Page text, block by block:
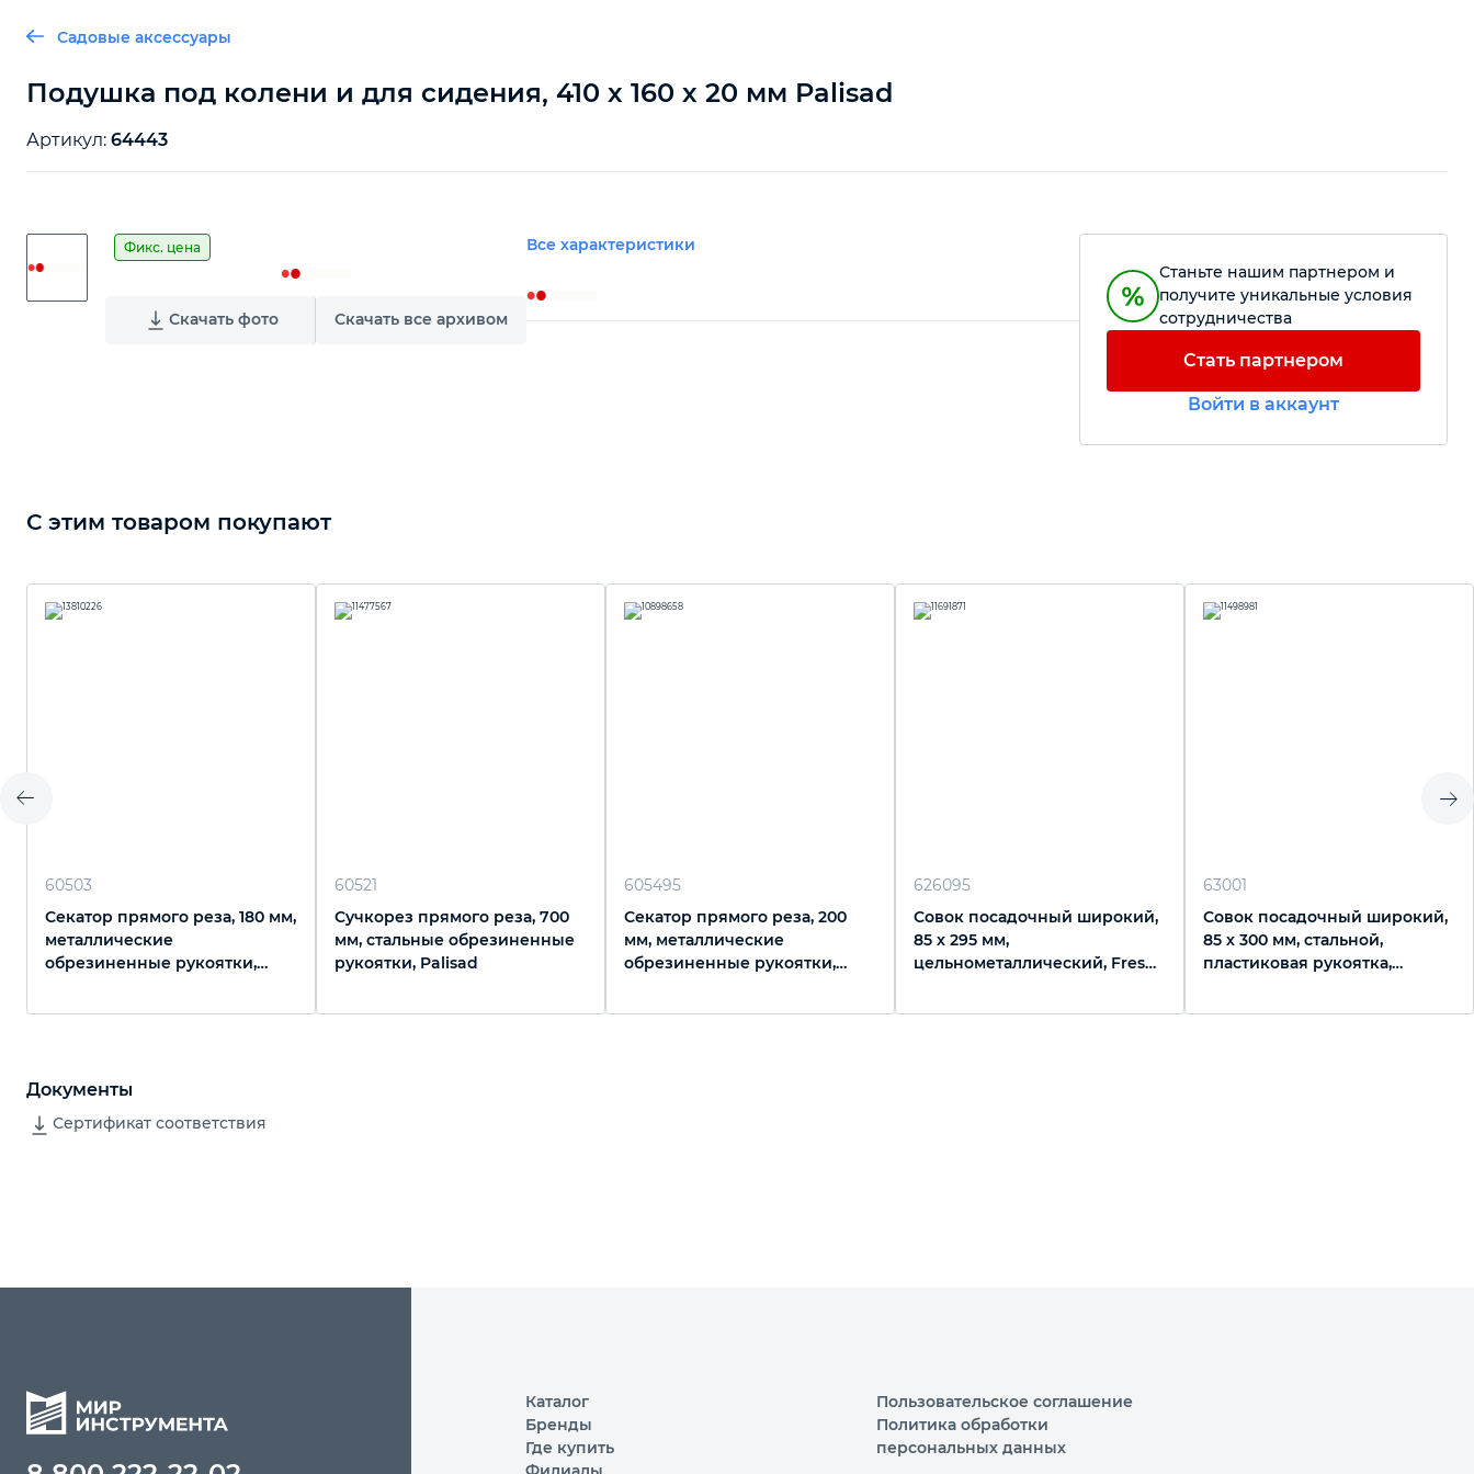
Садовые аксессуары
Подушка под колени и для сидения, 410 х 160 х 20 мм Palisad
Артикул: 64443
Фикс. цена
Скачать фото Скачать все архивом
Все характеристики
Станьте нашим партнером и
получите уникальные условия
сотрудничества
Стать партнером
Войти в аккаунт
С этим товаром покупают
60503
Секатор прямого реза, 180 мм,
металлические
обрезиненные рукоятки,
60521
Сучкорез прямого реза, 700
мм, стальные обрезиненные
рукоятки, Palisad
605495
Секатор прямого реза, 200
мм, металлические
обрезиненные рукоятки,
626095
Совок посадочный широкий,
85 х 295 мм,
цельнометаллический, Fresh
63001
Совок посадочный широкий,
85 х 300 мм, стальной,
пластиковая рукоятка,
Документы
Сертификат соответствия
Каталог
Бренды
Где купить
Пользовательское соглашение
Политика обработки
персональных данных